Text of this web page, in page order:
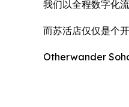
我们以全程数字化
而苏活店仅仅是个开
Otherwander Soho